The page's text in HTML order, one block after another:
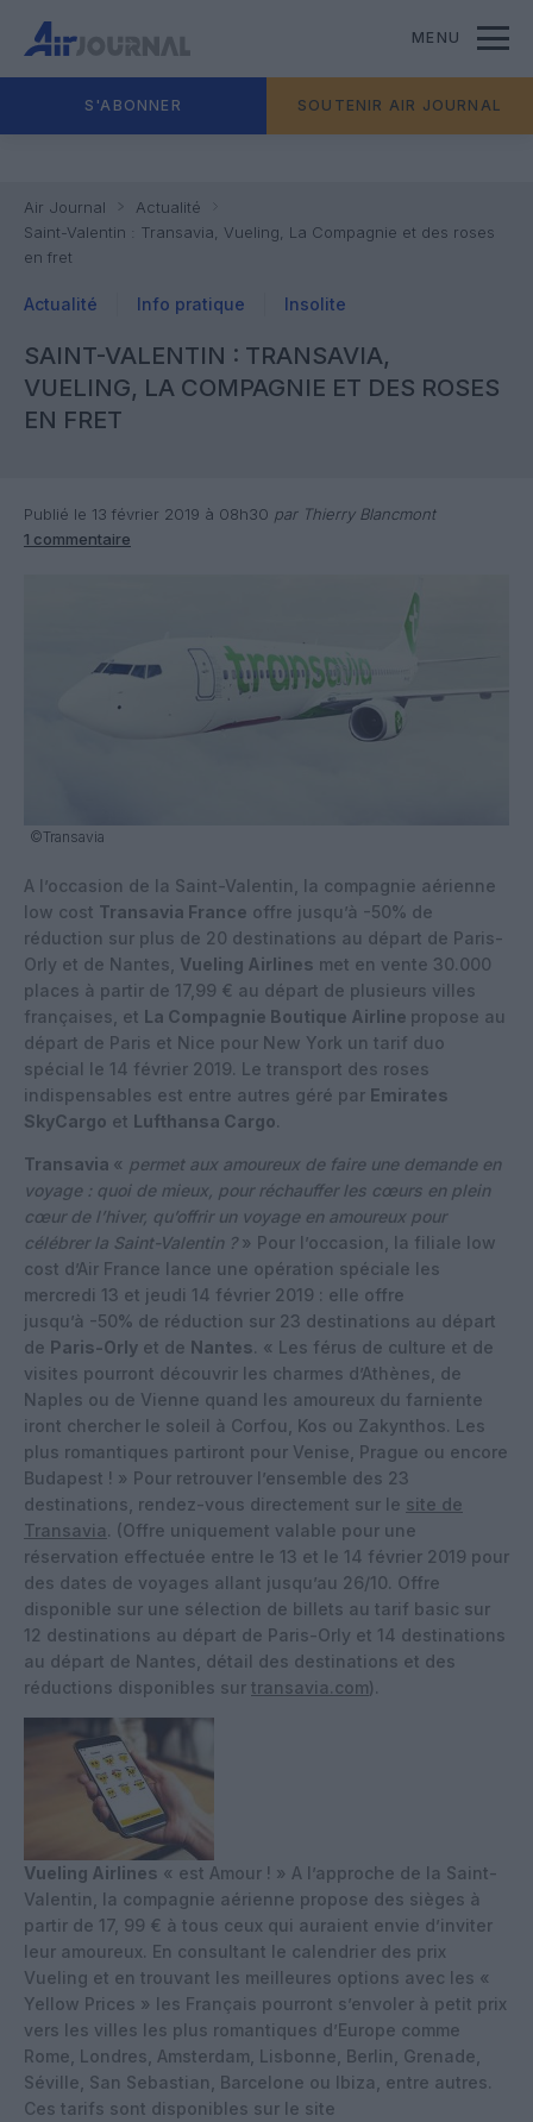
MENU
S'ABONNER SOUTENIR AIR JOURNAL
Air Journal
Actualité
Saint-Valentin : Transavia, Vueling, La Compagnie et des roses
en fret
Actualité Info pratique Insolite
SAINT-VALENTIN : TRANSAVIA,
VUELING, LA COMPAGNIE ET DES ROSES
EN FRET
Publié le 13 février 2019 à 08h30 par Thierry Blancmont
1 commentaire
©Transavia
A l’occasion de la Saint-Valentin, la compagnie aérienne
low cost Transavia France offre jusqu’à -50% de
réduction sur plus de 20 destinations au départ de Paris-
Orly et de Nantes, Vueling Airlines met en vente 30.000
places à partir de 17,99 € au départ de plusieurs villes
françaises, et La Compagnie Boutique Airline propose au
départ de Paris et Nice pour New York un tarif duo
spécial le 14 février 2019. Le transport des roses
indispensables est entre autres géré par Emirates
SkyCargo et Lufthansa Cargo.
Transavia « permet aux amoureux de faire une demande en
voyage : quoi de mieux, pour réchauffer les cœurs en plein
cœur de l’hiver, qu’offrir un voyage en amoureux pour
célébrer la Saint-Valentin ?» Pour l’occasion, la filiale low
cost d’Air France lance une opération spéciale les
mercredi 13 et jeudi 14 février 2019 : elle offre
jusqu’à -50% de réduction sur 23 destinations au départ
de Paris-Orly et de Nantes. « Les férus de culture et de
visites pourront découvrir les charmes d’Athènes, de
Naples ou de Vienne quand les amoureux du farniente
iront chercher le soleil à Corfou, Kos ou Zakynthos. Les
plus romantiques partiront pour Venise, Prague ou encore
Budapest ! » Pour retrouver l’ensemble des 23
destinations, rendez-vous directement sur le site de
Transavia. (Offre uniquement valable pour une
réservation effectuée entre le 13 et le 14 février 2019 pour
des dates de voyages allant jusqu’au 26/10. Offre
disponible sur une sélection de billets au tarif basic sur
12 destinations au départ de Paris-Orly et 14 destinations
au départ de Nantes, détail des destinations et des
réductions disponibles sur transavia.com).
Vueling Airlines « est Amour ! » A l’approche de la Saint-
Valentin, la compagnie aérienne propose des sièges à
partir de 17, 99 € à tous ceux qui auraient envie d’inviter
leur amoureux. En consultant le calendrier des prix
Vueling et en trouvant les meilleures options avec les «
Yellow Prices » les Français pourront s’envoler à petit prix
vers les villes les plus romantiques d’Europe comme
Rome, Londres, Amsterdam, Lisbonne, Berlin, Grenade,
Séville, San Sebastian, Barcelone ou Ibiza, entre autres.
Ces tarifs sont disponibles sur le site